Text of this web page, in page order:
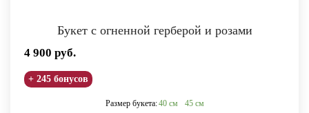
Букет с огненной герберой и розами
4 900 руб.
+ 245 бонусов
Размер букета:40 см 45 см